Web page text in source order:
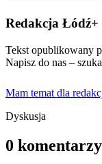
Redakcja Łódź+
Tekst opublikowany
Napisz do nas –
Mam temat dla
Dyskusja
0 komentarzy